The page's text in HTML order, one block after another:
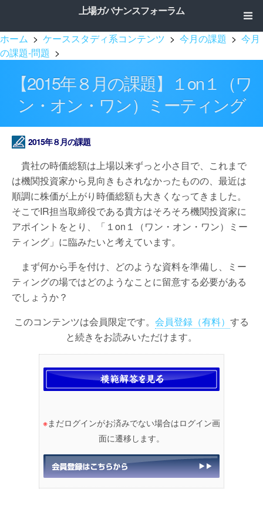
上場ガバナンスフォーラム
ホーム > ケーススタディ系コンテンツ > 今月の課題 > 今月
の課題-問題 >
【2015年８月の課題】１on１（ワ
ン・オン・ワン）ミーティング
2015年８月の課題
貴社の時価総額は上場以来ずっと小さ目で、これまで
は機関投資家から見向きもされなかったものの、最近は
順調に株価が上がり時価総額も大きくなってきました。
そこでIR担当取締役である貴方はそろそろ機関投資家に
アポイントをとり、「１on１（ワン・オン・ワン）ミー
ティング」に臨みたいと考えています。
まず何から手を付け、どのような資料を準備し、ミー
ティングの場ではどのようなことに留意する必要がある
でしょうか？
このコンテンツは会員限定です。 会員登録（有料） する
と続きをお読みいただけます。
※まだログインがお済みでない場合はログイン画
面に遷移します。